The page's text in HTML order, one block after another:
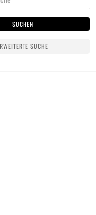
SUCHEN
SUCHE